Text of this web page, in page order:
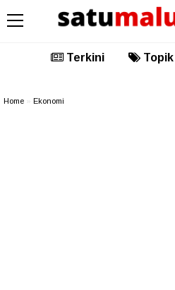
Terkini Topik
Home Ekonomi